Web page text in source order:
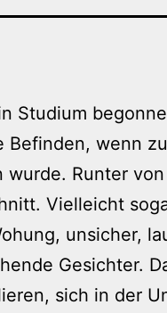
Studium
Befinden, wenn
Runter
Vielleicht
unsicher,
Gesichter.
sich in der